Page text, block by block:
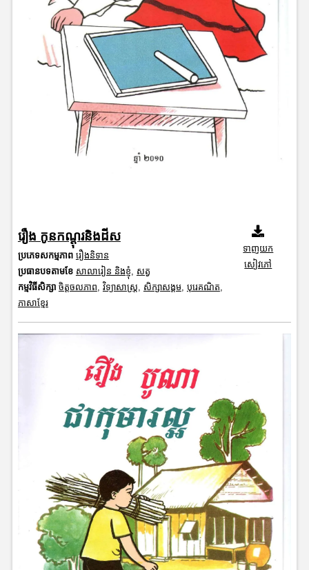
រឿង កូនកណ្តុរនិងដីស
ប្រភេទសកម្មភាព រឿងនិទាន
ប្រធានបទតាមខែ សាលារៀន និងខ្ញុំ, សត្វ
កម្មវិធីសិក្សា ចិត្តចលភាព, វិទ្យាសាស្រ្ត, សិក្សាសង្គម, បុរេគណិត,
ភាសាខ្មែរ
ទាញយក
សៀវភៅ